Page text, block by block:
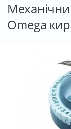
Omega